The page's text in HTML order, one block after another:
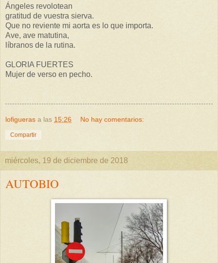
Ángeles revolotean
gratitud de vuestra sierva.
Que no reviente mi aorta es lo que importa.
Ave, ave matutina,
líbranos de la rutina.
GLORIA FUERTES
Mujer de verso en pecho.
lofigueras a las 15:26 No hay comentarios:
Compartir
miércoles, 19 de diciembre de 2018
AUTOBIO